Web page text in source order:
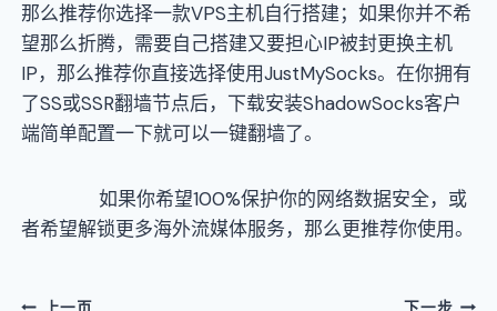
那么推荐你选择一款VPS主机自行搭建；如果你并不希
望那么折腾，需要自己搭建又要担心IP被封更换主机
IP，那么推荐你直接选择使用JustMySocks。在你拥有
了SS或SSR翻墙节点后，下载安装ShadowSocks客户
端简单配置一下就可以一键翻墙了。
如果你希望100%保护你的网络数据安全，或
者希望解锁更多海外流媒体服务，那么更推荐你使用。